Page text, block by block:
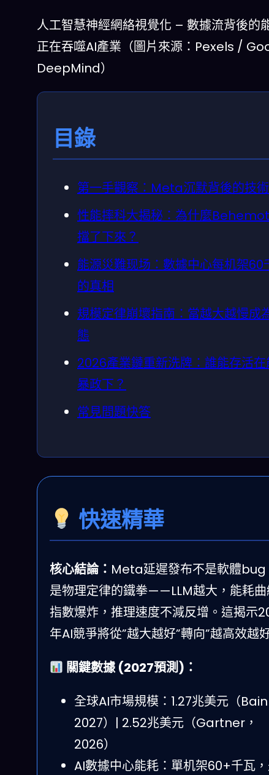
人工智慧神經網絡視覺化 – 數據流背後的
正在吞噬AI產業（圖片來源：Pexels /
DeepMind）
目錄
第一手觀察：Meta沉默背後的技
性能摔科大揭秘：為什麼
擋了下來？
能源災難现场：數據中心每机架60
的真相
規模定律崩壞指南：當越大越慢成
態
2026產業鏈重新洗牌：誰能存活在
暴政下？
常見問題快答
快速精華
核心結論： Meta延遲發布不是軟體bug
是物理定律的鐵拳——LLM越大，能耗曲
指數爆炸，推理速度不減反增。這揭示
年AI競爭將從”越大越好”轉向”越高效越
關鍵數據 (2027預測)：
全球AI市場規模：1.27兆美元（Bain
2027）| 2.52兆美元（Gartner，
2026）
AI數據中心能耗：單机架60+千瓦